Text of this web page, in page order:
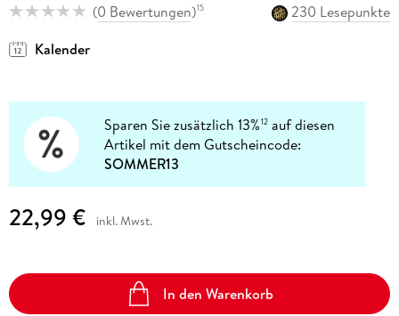
(0 Bewertungen)15
230 Lesepunkte
Kalender
Sparen Sie zusätzlich 13%12 auf diesen
Artikel mit dem Gutscheincode:
SOMMER13
22,99 € inkl. Mwst.
In den Warenkorb